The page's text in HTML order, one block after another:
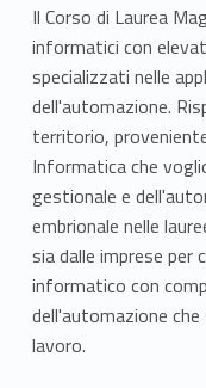
Il Corso di Laurea
informatici con
specializzati nelle
dell'automazione.
territorio,
Informatica che
gestionale e
embrionale nelle
sia dalle imprese per
informatico con
dell'automazione
lavoro.